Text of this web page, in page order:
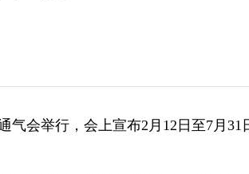
气会举行，会上宣布2月12日至7月